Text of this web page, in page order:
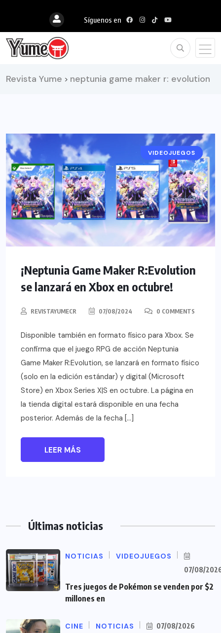
Síguenos en
Revista Yume > neptunia game maker r: evolution
NOTICIAS
VIDEOJUEGOS
¡Neptunia Game Maker R:Evolution
se lanzará en Xbox en octubre!
REVISTAYUMECR 07/08/2024 0 COMMENTS
Disponible también en formato físico para Xbox. Se
confirma que el juego RPG de acción Neptunia
Game Maker R:Evolution, se lanzará en formato físico
(solo en la edición estándar) y digital (Microsoft
Store) en Xbox Series X|S en octubre. La página en
la tienda digital estará disponible en una fecha
posterior. Además de la fecha […]
LEER MÁS
Últimas noticias
NOTICIAS VIDEOJUEGOS
07/08/
Tres juegos de Pokémon se venden por $2
millones en
CINE NOTICIAS 07/08/2026